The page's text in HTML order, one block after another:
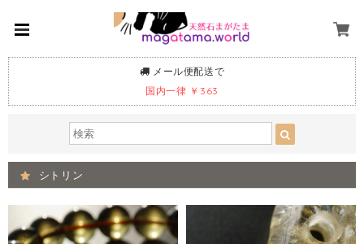
メール便配送で
国内一律 ￥363
シトリン